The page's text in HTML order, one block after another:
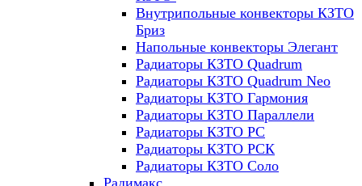
Внутрипольные конвекторы КЗТО
Бриз
Напольные конвекторы Элегант
Радиаторы КЗТО Quadrum
Радиаторы КЗТО Quadrum Neo
Радиаторы КЗТО Гармония
Радиаторы КЗТО Параллели
Радиаторы КЗТО РС
Радиаторы КЗТО РСК
Радиаторы КЗТО Соло
Радимакс